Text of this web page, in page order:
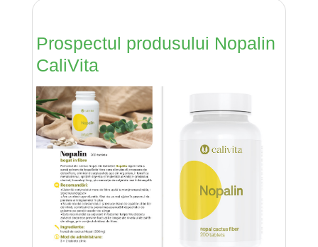
Prospectul produsului Nopalin
CaliVita